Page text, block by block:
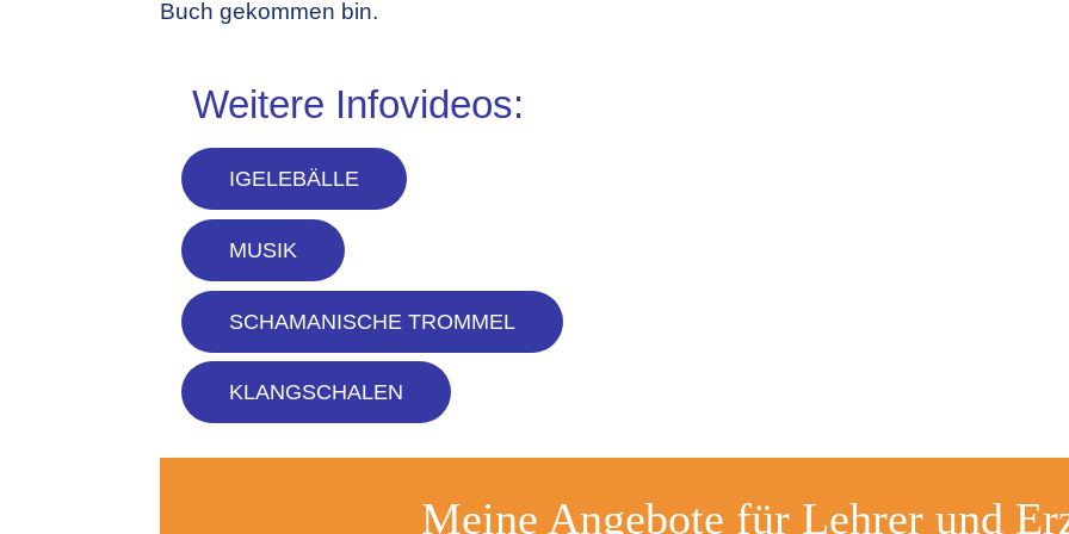
Buch gekommen bin.
Weitere Infovideos:
IGELEBÄLLE
MUSIK
SCHAMANISCHE TROMMEL
KLANGSCHALEN
Meine Angebote für Lehrer und